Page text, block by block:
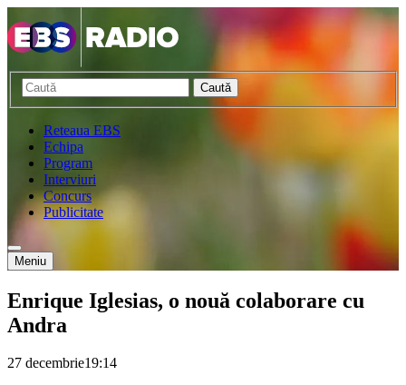
Caută
Reteaua EBS
Echipa
Program
Interviuri
Concurs
Publicitate
Meniu
Enrique Iglesias, o nouă colaborare cu
Andra
27 decembrie19:14